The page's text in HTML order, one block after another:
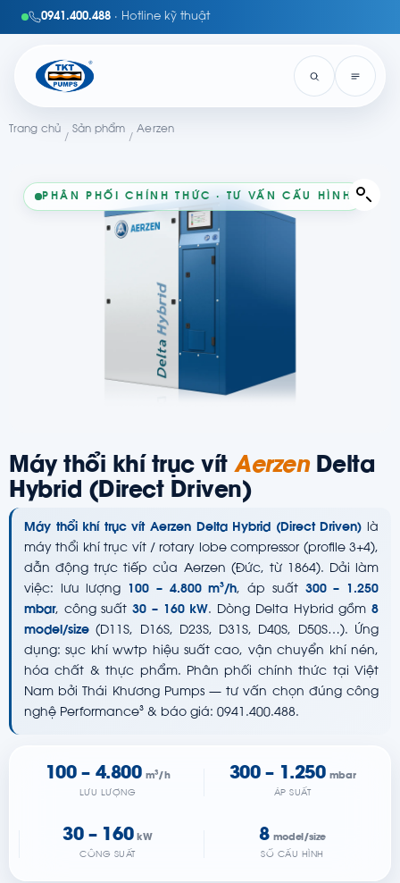
0941.400.488 · Hotline kỹ thuật
Trang chủ
/
Sản phẩm
/
Aerzen
PHÂN PHỐI CHÍNH THỨC · TƯ VẤN CẤU HÌNH
Máy thổi khí trục vítAerzenDelta
Hybrid (Direct Driven)
Máy thổi khí trục vít Aerzen Delta Hybrid (Direct Driven) là
máy thổi khí trục vít / rotary lobe compressor (profile 3+4),
dẫn động trực tiếp của Aerzen (Đức, từ 1864). Dải làm
việc: lưu lượng
100 – 4.800 m³/h, áp suất 300 – 1.250
mbar, công suất30 – 160 kW. Dòng Delta Hybrid gồm8
model/size (D11S, D16S, D23S, D31S, D40S, D50S…). Ứng
dụng: sục khí wwtp hiệu suất cao, vận chuyển khí nén,
hóa chất & thực phẩm. Phân phối chính thức tại Việt
Nam bởi Thái Khương Pumps — tư vấn chọn đúng công
nghệ Performance³ & báo giá: 0941.400.488.
100 – 4.800 m³/h
LƯU LƯỢNG
300 – 1.250 mbar
ÁP SUẤT
30 – 160 kW
CÔNG SUẤT
8 model/size
SỐ CẤU HÌNH